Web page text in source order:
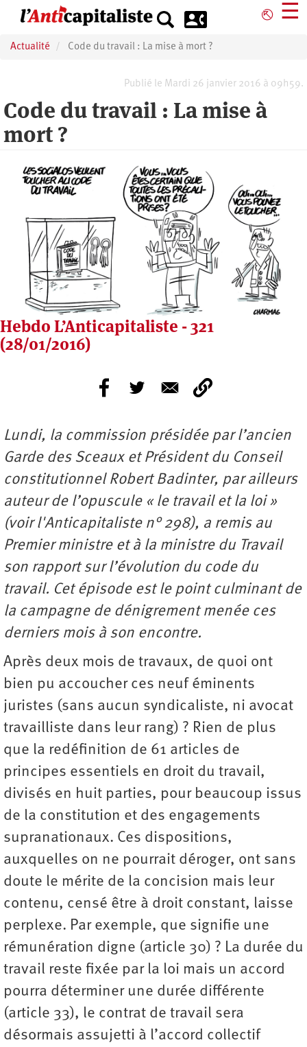
principal
⎋ ☰
Actualité Code du travail : La mise à mort ?
Publié le Mardi 26 janvier 2016 à 09h59.
Code du travail : La mise à
mort ?
Hebdo L’Anticapitaliste - 321
(28/01/2016)
Lundi, la commission présidée par l’ancien
Garde des Sceaux et Président du Conseil
constitutionnel Robert Badinter, par ailleurs
auteur de l’opuscule « le travail et la loi »
(voir l'Anticapitaliste n° 298), a remis au
Premier ministre et à la ministre du Travail
son rapport sur l’évolution du code du
travail. Cet épisode est le point culminant de
la campagne de dénigrement menée ces
derniers mois à son encontre.
Après deux mois de travaux, de quoi ont
bien pu accoucher ces neuf éminents
juristes (sans aucun syndicaliste, ni avocat
travailliste dans leur rang) ? Rien de plus
que la redéfinition de 61 articles de
principes essentiels en droit du travail,
divisés en huit parties, pour beaucoup issus
de la constitution et des engagements
supranationaux. Ces dispositions,
auxquelles on ne pourrait déroger, ont sans
doute le mérite de la concision mais leur
contenu, censé être à droit constant, laisse
perplexe. Par exemple, que signifie une
rémunération digne (article 30) ? La durée du
travail reste fixée par la loi mais un accord
pourra déterminer une durée différente
(article 33), le contrat de travail sera
désormais assujetti à l’accord collectif